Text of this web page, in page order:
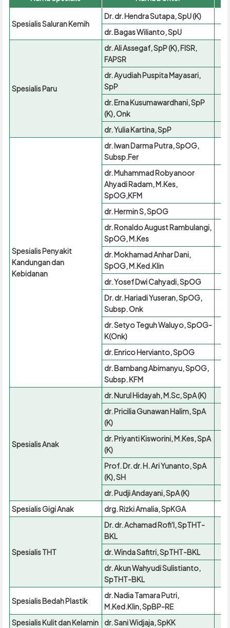
Spesialis Saluran Kemih
Dr. dr. Hendra Sutapa, SpU (K)
dr. Bagas Wilianto, SpU
Spesialis Paru
dr. Ali Assegaf, SpP (K), FISR,
FAPSR
dr. Ayudiah Puspita Mayasari,
SpP
dr. Erna Kusumawardhani, SpP
(K), Onk
dr. Yulia Kartina, SpP
Spesialis Penyakit
Kandungan dan
Kebidanan
dr. Iwan Darma Putra, SpOG,
Subsp.Fer
dr. Muhammad Robyanoor
Ahyadi Radam, M.Kes,
SpOG,KFM
dr. Hermin S, SpOG
dr. Ronaldo August Rambulangi,
SpOG, M.Kes
dr. Mokhamad Anhar Dani,
SpOG, M.Ked.Klin
dr. Yosef Dwi Cahyadi, SpOG
Dr. dr. Hariadi Yuseran, SpOG,
Subsp. Onk
dr. Setyo Teguh Waluyo, SpOG-
K(Onk)
dr. Enrico Hervianto, SpOG
dr. Bambang Abimanyu, SpOG,
Subsp. KFM
Spesialis Anak
dr. Nurul Hidayah, M.Sc, SpA (K)
dr. Pricilia Gunawan Halim, SpA
(K)
dr. Priyanti Kisworini, M.Kes, SpA
(K)
Prof. Dr. dr. H. Ari Yunanto, SpA
(K), SH
dr. Pudji Andayani, SpA (K)
Spesialis Gigi Anak
drg. Rizki Amalia, SpKGA
Spesialis THT
Dr. dr. Achamad Rofi'I, SpTHT-
BKL
dr. Winda Safitri, SpTHT-BKL
dr. Akun Wahyudi Sulistianto,
SpTHT-BKL
Spesialis Bedah Plastik
dr. Nadia Tamara Putri,
M.Ked.Klin, SpBP-RE
Spesialis Kulit dan Kelamin
dr. Sani Widjaja, SpKK